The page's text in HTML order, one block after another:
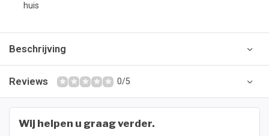
huis
Beschrijving
Reviews 0/5
Wij helpen u graag verder.